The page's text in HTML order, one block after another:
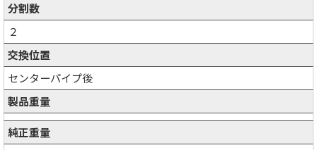
分割数
２
交換位置
センターパイプ後
製品重量
純正重量